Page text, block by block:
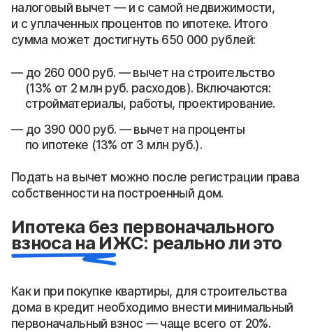
налоговый вычет — и с самой недвижимости,
и с уплаченных процентов по ипотеке. Итого
сумма может достигнуть 650 000 рублей:
до 260 000 руб. — вычет на строительство
(13% от 2 млн руб. расходов). Включаются:
стройматериалы, работы, проектирование.
до 390 000 руб. — вычет на проценты
по ипотеке (13% от 3 млн руб.).
Подать на вычет можно после регистрации права
собственности на построенный дом.
Ипотека без первоначального
взноса на ИЖС: реально ли это
Как и при покупке квартиры, для строительства
дома в кредит необходимо внести минимальный
первоначальный взнос — чаще всего от 20%.